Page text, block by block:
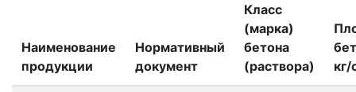
Наименование
продукции
Нормативный
документ
Класс
(марка)
бетона
(раствора)
кг/